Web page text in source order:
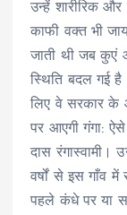
उन्हें शारीरिक और
काफी वक्त भी
जाती थी जब कुएं
स्थिति बदल गई
लिए वे सरकार के
पर आएगी गंगा: ऐसे
दास रंगास्वामी।
वर्षों से इस गाँव
पहले कंधे पर या